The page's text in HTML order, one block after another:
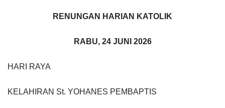
RENUNGAN HARIAN KATOLIK
RABU, 24 JUNI 2026
HARI RAYA
KELAHIRAN St. YOHANES PEMBAPTIS